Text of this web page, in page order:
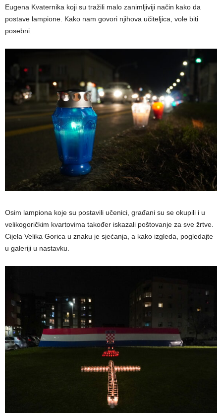
Eugena Kvaternika koji su tražili malo zanimljiviji način kako da
postave lampione. Kako nam govori njihova učiteljica, vole biti
posebni.
Osim lampiona koje su postavili učenici, građani su se okupili i u
velikogoričkim kvartovima također iskazali poštovanje za sve žrtve.
Cijela Velika Gorica u znaku je sjećanja, a kako izgleda, pogledajte
u galeriji u nastavku.